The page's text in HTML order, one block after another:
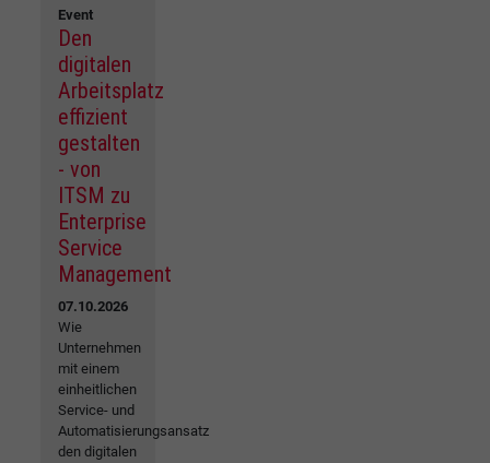
Event
Den
digitalen
Arbeitsplatz
effizient
gestalten
- von
ITSM zu
Enterprise
Service
Management
07.10.2026
Wie
Unternehmen
mit einem
einheitlichen
Service- und
Automatisierungsansatz
den digitalen